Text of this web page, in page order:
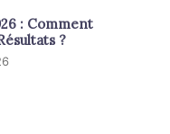
: Comment
?